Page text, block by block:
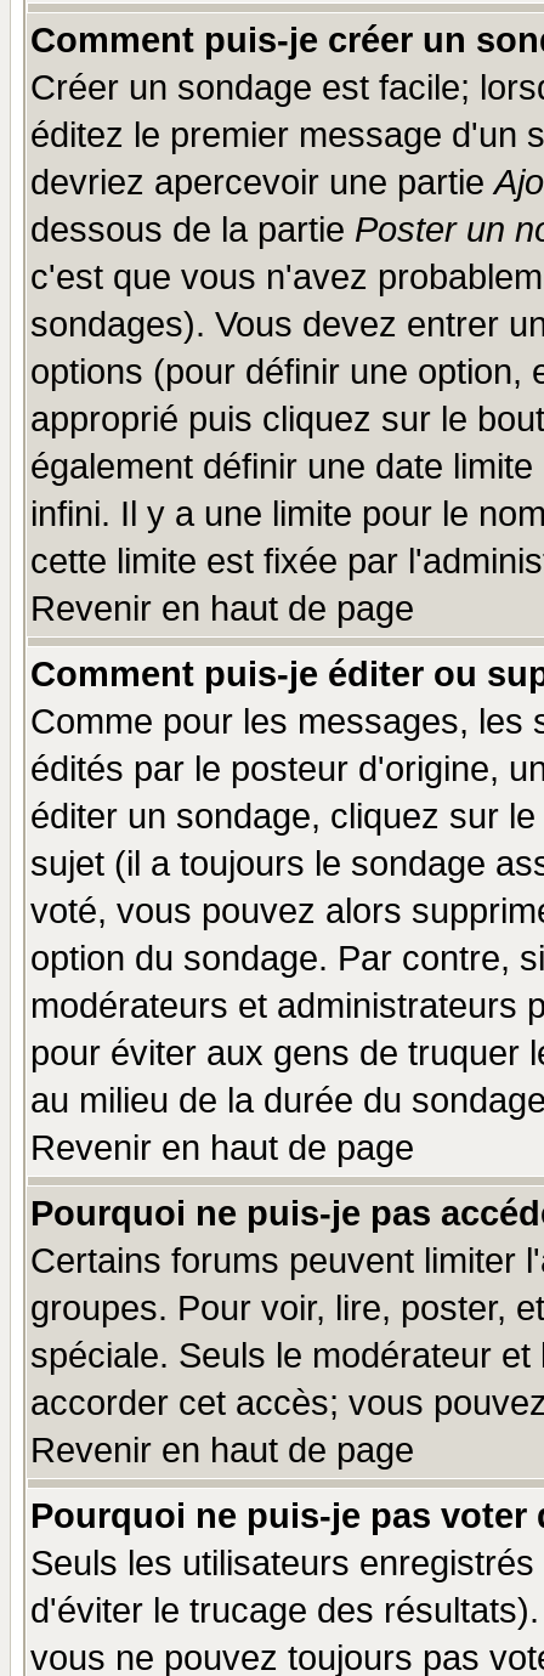
Comment puis-je créer un
Créer un sondage est facile;
éditez le premier message d'un
devriez apercevoir une partie
dessous de la partie Poster un
c'est que vous n'avez
sondages). Vous devez entrer
options (pour définir une option,
approprié puis cliquez sur le
également définir une date
infini. Il y a une limite pour le
cette limite est fixée par
Revenir en haut de page
Comment puis-je éditer ou
Comme pour les messages, les
édités par le posteur d'origine,
éditer un sondage, cliquez sur
sujet (il a toujours le sondage
voté, vous pouvez alors
option du sondage. Par contre,
modérateurs et administrateurs
pour éviter aux gens de truquer
au milieu de la durée du
Revenir en haut de page
Pourquoi ne puis-je pas
Certains forums peuvent limiter
groupes. Pour voir, lire, poster,
spéciale. Seuls le modérateur
accorder cet accès; vous
Revenir en haut de page
Pourquoi ne puis-je pas voter
Seuls les utilisateurs
d'éviter le trucage des
vous ne pouvez toujours pas